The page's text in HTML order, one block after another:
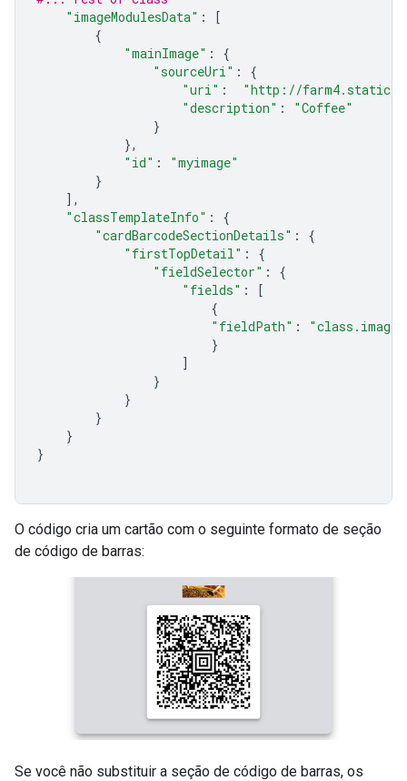
"imageModulesData" :
[
{
"mainImage" :
{
"sourceUri" :
{
"uri" :
"http://
"description" :
"Coffee"
}
},
"id" :
"myimage"
}
],
"classTemplateInfo" :
{
"cardBarcodeSectionDetails" :
{
"firstTopDetail" :
{
"fieldSelector" :
{
"fields" :
[
{
"fieldPath" :
}
]
}
}
}
}
}
O código cria um cartão com o seguinte formato de seção
de código de barras:
Se você não substituir a seção de código de barras, os